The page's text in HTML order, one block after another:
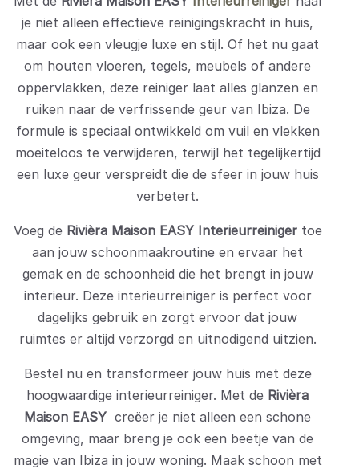
je niet alleen effectieve reinigingskracht in huis,
maar ook een vleugje luxe en stijl. Of het nu gaat
om houten vloeren, tegels, meubels of andere
oppervlakken, deze reiniger laat alles glanzen en
ruiken naar de verfrissende geur van Ibiza. De
formule is speciaal ontwikkeld om vuil en vlekken
moeiteloos te verwijderen, terwijl het tegelijkertijd
een luxe geur verspreidt die de sfeer in jouw huis
verbetert.
Voeg de Rivièra Maison EASY Interieurreinigertoe
aan jouw schoonmaakroutine en ervaar het
gemak en de schoonheid die het brengt in jouw
interieur. Deze interieurreiniger is perfect voor
dagelijks gebruik en zorgt ervoor dat jouw
ruimtes er altijd verzorgd en uitnodigend uitzien.
Bestel nu en transformeer jouw huis met deze
hoogwaardige interieurreiniger. Met de Rivièra
Maison EASY creëer je niet alleen een schone
omgeving, maar breng je ook een beetje van de
magie van Ibiza in jouw woning. Maak schoon met